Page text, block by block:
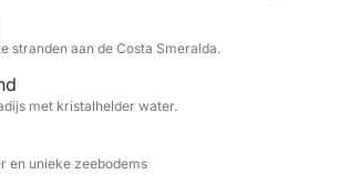
alle vrijheid van de zee te genieten.
en een onvergetelijke ervaring te
gezinnen of vriendengroepen:
stranden aan de Costa Smeralda.
met kristalhelder water.
en unieke zeebodems